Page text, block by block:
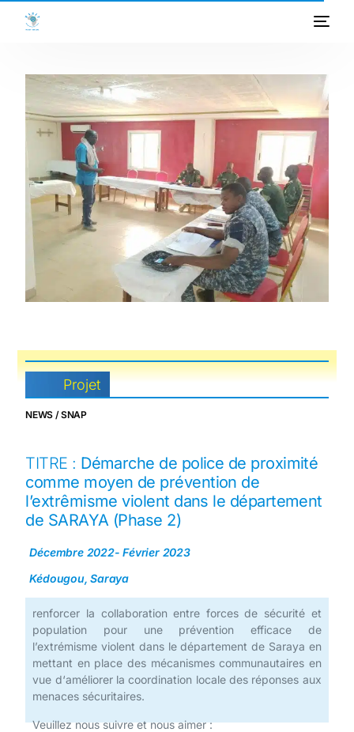
Projet
NEWS / SNAP
TITRE : Démarche de police de proximité
comme moyen de prévention de
l’extrêmisme violent dans le département
de SARAYA (Phase 2)
Décembre 2022- Février 2023
Kédougou, Saraya
renforcer la collaboration entre forces de sécurité et
population pour une prévention efficace de
l’extrémisme violent dans le département de Saraya en
mettant en place des mécanismes communautaires en
vue d‘améliorer la coordination locale des réponses aux
menaces sécuritaires.
Veuillez nous suivre et nous aimer :
ACCUEIL
A PROPOS
PROGRAMMES
PROJETS
ACTIVITES